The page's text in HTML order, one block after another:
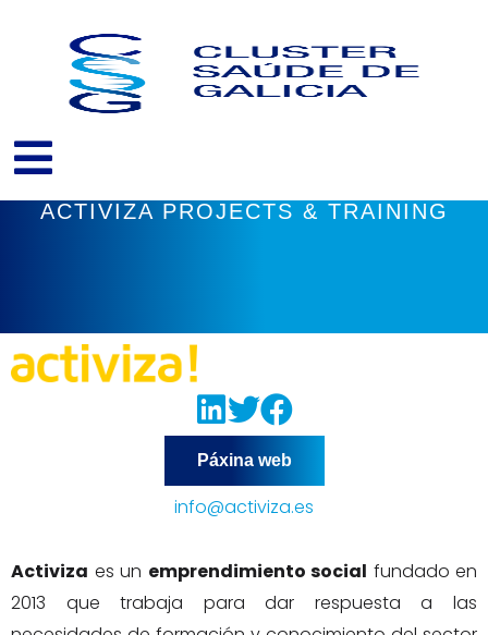
ACTIVIZA PROJECTS & TRAINING
Páxina web
info@activiza.es
Activiza es un emprendimiento social fundado en
2013 que trabaja para dar respuesta a las